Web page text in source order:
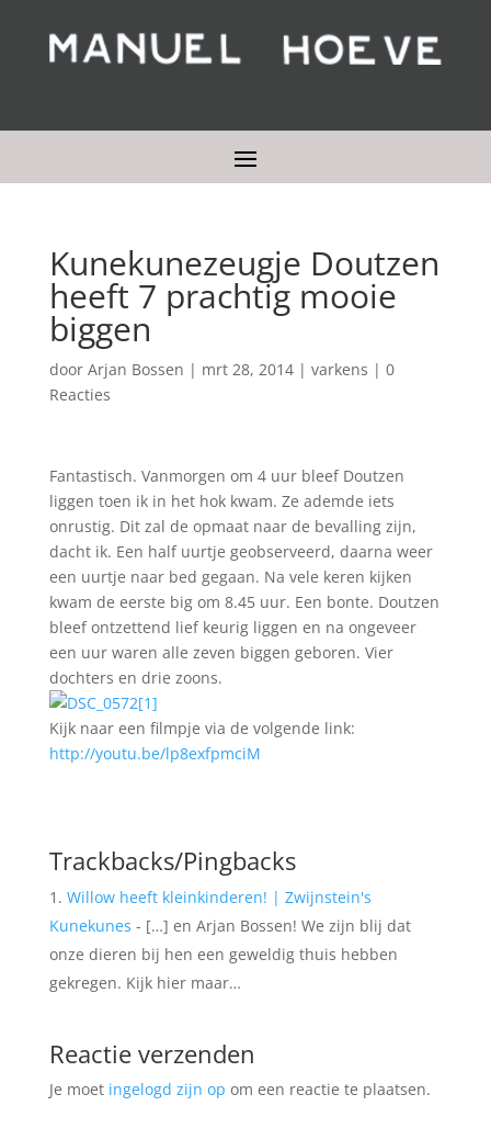
Kunekunezeugje Doutzen
heeft 7 prachtig mooie
biggen
door Arjan Bossen | mrt 28, 2014| varkens | 0
Reacties
Fantastisch. Vanmorgen om 4 uur bleef Doutzen
liggen toen ik in het hok kwam. Ze ademde iets
onrustig. Dit zal de opmaat naar de bevalling zijn,
dacht ik. Een half uurtje geobserveerd, daarna weer
een uurtje naar bed gegaan. Na vele keren kijken
kwam de eerste big om 8.45 uur. Een bonte. Doutzen
bleef ontzettend lief keurig liggen en na ongeveer
een uur waren alle zeven biggen geboren. Vier
dochters en drie zoons.
Kijk naar een filmpje via de volgende link:
http://youtu.be/lp8exfpmciM
Trackbacks/Pingbacks
Willow heeft kleinkinderen! | Zwijnstein's
Kunekunes - […] en Arjan Bossen! We zijn blij dat
onze dieren bij hen een geweldig thuis hebben
gekregen. Kijk hier maar…
Reactie verzenden
Je moet ingelogd zijn op om een reactie te plaatsen.